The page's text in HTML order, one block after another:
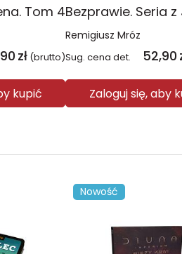
Tom 4
zł (brutto)
kupić
Remigiusz Mróz
Sug. cena det. 52,90
Zaloguj się, aby
Nowość